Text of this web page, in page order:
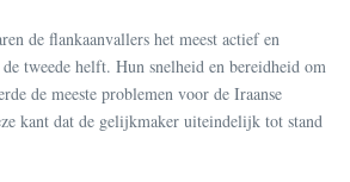
de flankaanvallers het meest actief en
tweede helft. Hun snelheid en bereidheid om
de meeste problemen voor de Iraanse
kant dat de gelijkmaker uiteindelijk tot stand